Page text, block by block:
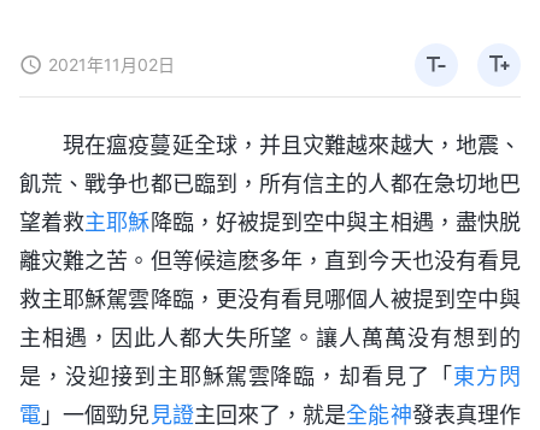
2021年11月02日
現在瘟疫蔓延全球，并且灾難越來越大，地震、
飢荒、戰争也都已臨到，所有信主的人都在急切地巴
望着救主耶穌降臨，好被提到空中與主相遇，盡快脱
離灾難之苦。但等候這麽多年，直到今天也没有看見
救主耶穌駕雲降臨，更没有看見哪個人被提到空中與
主相遇，因此人都大失所望。讓人萬萬没有想到的
是，没迎接到主耶穌駕雲降臨，却看見了「東方閃
電 」一個勁兒 見證主回來了，就是全能神發表真理作